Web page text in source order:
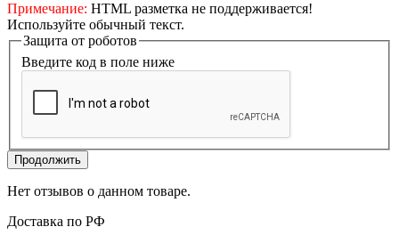
Примечание: HTML разметка не поддерживается!
Используйте обычный текст.
Защита от роботов
Введите код в поле ниже
Продолжить
Нет отзывов о данном товаре.
Доставка по РФ